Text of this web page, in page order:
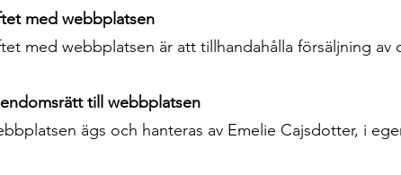
med webbplatsen
med webbplatsen är att tillhandahålla försäljning av
till webbplatsen
ägs och hanteras av Emelie Cajsdotter, i